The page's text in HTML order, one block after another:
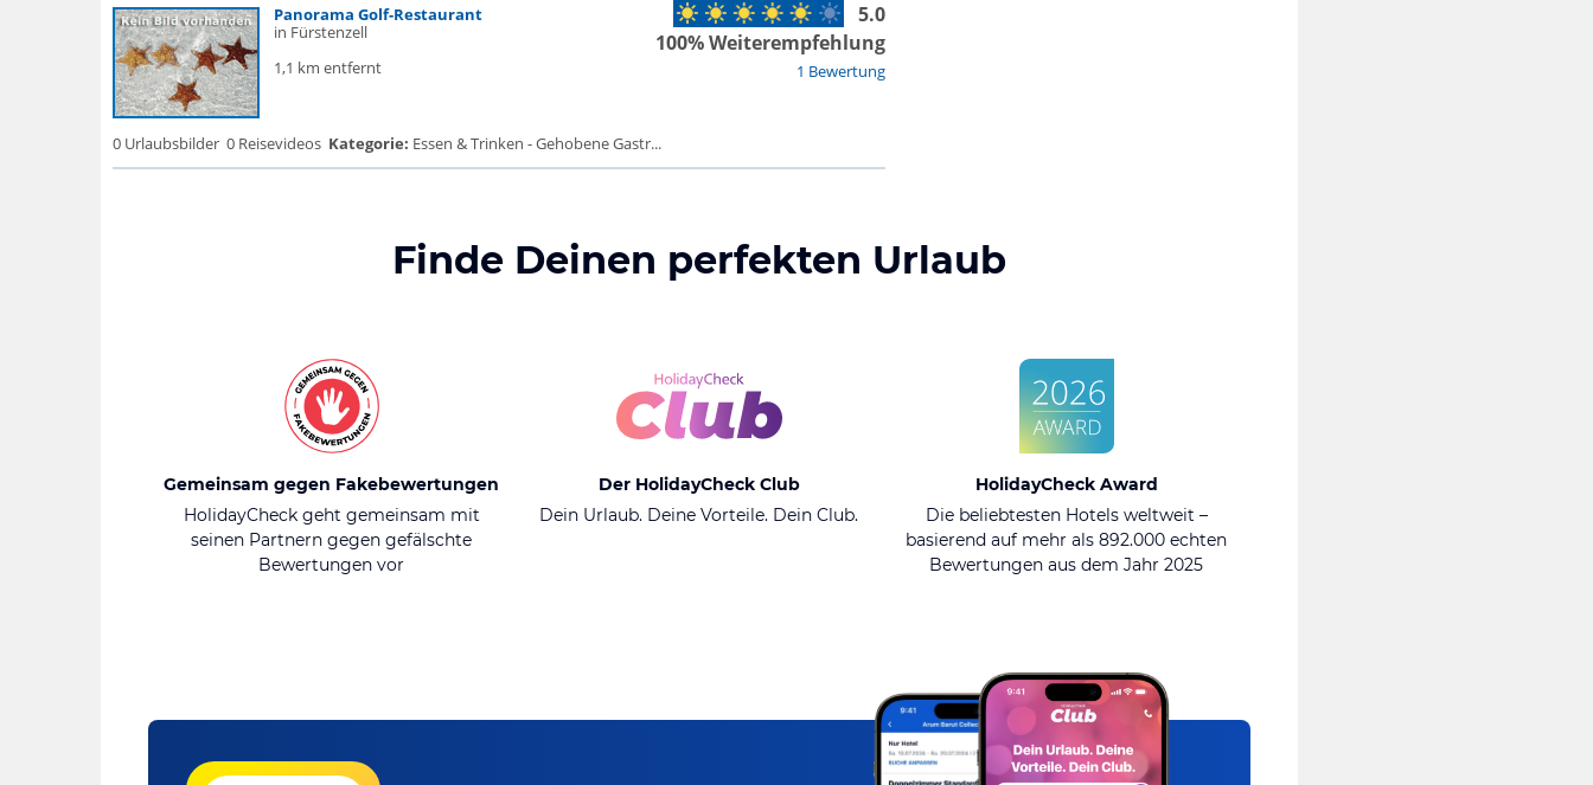
Panorama Golf-Restaurant
in Fürstenzell
1,1 km entfernt
1 Bewertung
5.0
100% Weiterempfehlung
0 Urlaubsbilder 0 Reisevideos Kategorie: Essen & Trinken - Gehobene Gastr...
Finde Deinen perfekten Urlaub
Gemeinsam gegen Fakebewertungen
HolidayCheck geht gemeinsam mit
seinen Partnern gegen gefälschte
Bewertungen vor
Der HolidayCheck Club
Dein Urlaub. Deine Vorteile. Dein Club.
HolidayCheck Award
Die beliebtesten Hotels weltweit –
basierend auf mehr als 892.000 echten
Bewertungen aus dem Jahr 2025